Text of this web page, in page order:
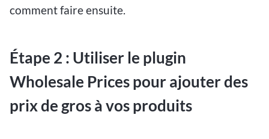
comment faire ensuite.
Étape 2 : Utiliser le plugin
Wholesale Prices pour ajouter des
prix de gros à vos produits